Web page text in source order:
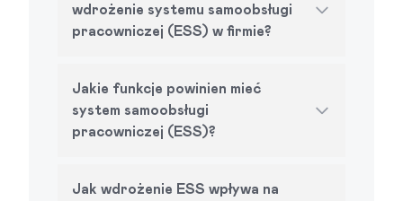
wdrożenie systemu samoobsługi
pracowniczej (ESS) w firmie?
Jakie funkcje powinien mieć
system samoobsługi
pracowniczej (ESS)?
Jak wdrożenie ESS wpływa na